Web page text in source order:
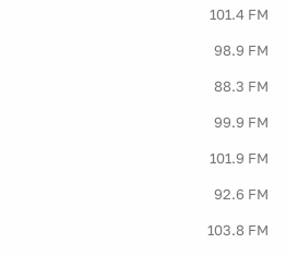
101.4 FM
98.9 FM
88.3 FM
99.9 FM
101.9 FM
92.6 FM
103.8 FM